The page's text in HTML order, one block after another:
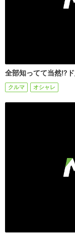
全部知ってて当然!?
クルマ オシャレ